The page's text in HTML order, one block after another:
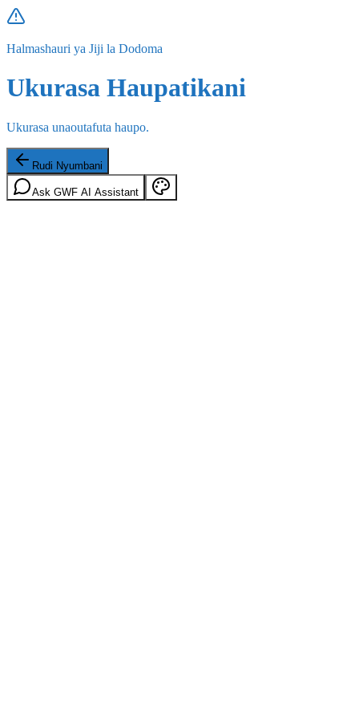
Halmashauri ya Jiji la Dodoma
Ukurasa Haupatikani
Ukurasa unaoutafuta haupo.
Rudi Nyumbani
Ask GWF AI Assistant